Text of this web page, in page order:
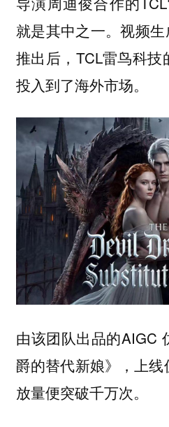
就是其中之一。视频
推出后，TCL雷鸟科
投入到了海外市场。
由该团队出品的AIGC
爵的替代新娘》，上
放量便突破千万次。